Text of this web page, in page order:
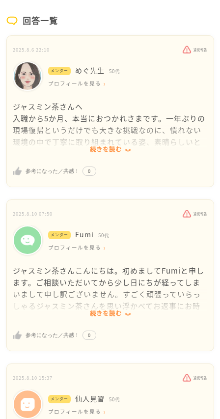
回答一覧
2025.8.6 22:10 違反報告
メンター めぐ先生 50代
プロフィールを見る
ジャスミン茶さんへ
入職から5か月、本当におつかれさまです。一年ぶりの
現場復帰というだけでも大きな挑戦なのに、慣れない
環境の中で丁寧に取り組まれている姿、素晴らしいと
ご相談内容を読んでいて、「ひとつひとつに真剣に向き
合っているからこそ、心が疲れてしまうんだな」と感
じました。例えば、確認をしただけで「私がやりま
す」と言われてしまうと、まるで“頼ることが迷惑”の
ように受け取れてしまいますよね。でも、それはジャ
スミン茶さんの努力や誠実さが足りないのではなく、
職場の受け止め方の問題です。
また、軽く笑われることで傷ついてしまうのも当然で
す。笑いは緊張を和らげる力もありますが、使い方を
間違えると人の自信を奪ってしまいます。
このような空気感に不安を感じるのは、感受性が高
く、まわりの空気を大切にしている証です。でも、だ
からこそ「自分を守る視点」も大切にしてほしいので
す。
まずは、小さな安心をつくることから始めてみません
か？たとえば、質問する前に「自分なりにここまで調
べてみましたが、この点だけ確認させてください」と
一言添えるだけでも、印象や対応が変わることがあり
ます。
続きを読む
参考になった／共感！ 0
2025.8.10 07:50 違反報告
メンター Fumi 50代
プロフィールを見る
ジャスミン茶さんこんにちは。初めましてFumiと申し
ます。ご相談いただいてから少し日にちが経ってしま
いまして申し訳ございません。すごく頑張っていらっ
しゃるジャスミン茶さんを思い浮かべてお返事にお時
間をいただいていました。わたしは50代ですが、若い
時にたくさん職場で経験したことなどと重なり、現代
と照らし合わせて考えてみたりもしました。どんな時
代でも社会に入りたての世代は、職場環境や同年代以
外の人たちとの関係性や距離感に苦労しますよね、ジ
ャスミン茶さんもよく頑張っていらっしゃいますよ。
先にメンターのめぐ先生が素晴らしい回答をしてくだ
さっていますので、その他に思い当たった点をお伝え
したいと思います。ジャスミン茶さんが本来その職場
続きを読む
参考になった／共感！ 0
2025.8.10 15:37 違反報告
メンター 仙人見習 50代
プロフィールを見る